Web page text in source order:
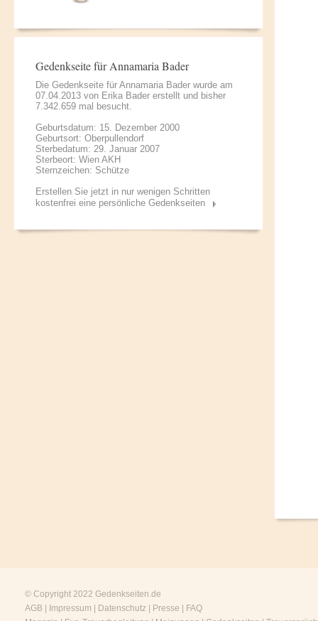
Gedenkseite für Annamaria Bader
Die Gedenkseite für Annamaria Bader wurde am
07.04.2013 von Erika Bader erstellt und bisher
7.342.659 mal besucht.
Geburtsdatum: 15. Dezember 2000
Geburtsort: Oberpullendorf
Sterbedatum: 29. Januar 2007
Sterbeort: Wien AKH
Sternzeichen: Schütze
Erstellen Sie jetzt in nur wenigen Schritten
kostenfrei eine persönliche Gedenkseiten
© Copyright 2022 Gedenkseiten.de
AGB
Impressum Datenschutz Presse
FAQ